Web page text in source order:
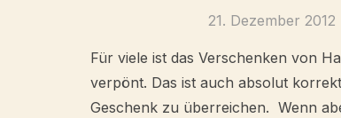
21. Dezember 2012
Für viele ist das Verschenken von
verpönt. Das ist auch absolut
Geschenk zu überreichen. Wenn